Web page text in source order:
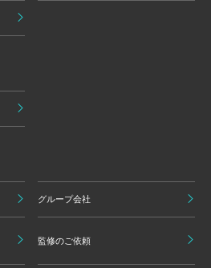
グループ会社
監修のご依頼